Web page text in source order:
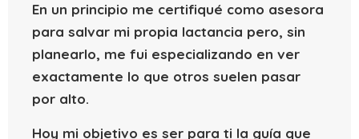
En un principio me certifiqué como asesora
para salvar mi propia lactancia pero, sin
planearlo, me fui especializando en ver
exactamente lo que otros suelen pasar
por alto.
Hoy mi objetivo es ser para ti la guía que